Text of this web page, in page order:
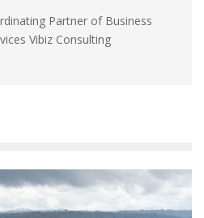
Partner of Business
Vibiz Consulting